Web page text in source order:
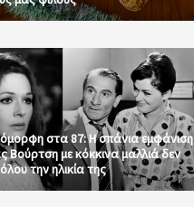
στα 87: Η σπάνια εμφάνιση
Βούρτση με κόκκινα μαλλιά δεν
την ηλικία της